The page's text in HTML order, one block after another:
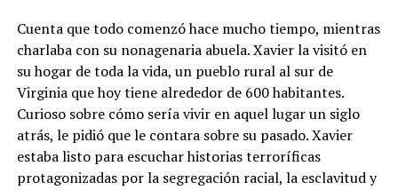
Cuenta que todo comenzó hace mucho tiempo, mientras
charlaba con su nonagenaria abuela. Xavier la visitó en
su hogar de toda la vida, un pueblo rural al sur de
Virginia que hoy tiene alrededor de 600 habitantes.
Curioso sobre cómo sería vivir en aquel lugar un siglo
atrás, le pidió que le contara sobre su pasado. Xavier
estaba listo para escuchar historias terroríficas
protagonizadas por la segregación racial, la esclavitud y